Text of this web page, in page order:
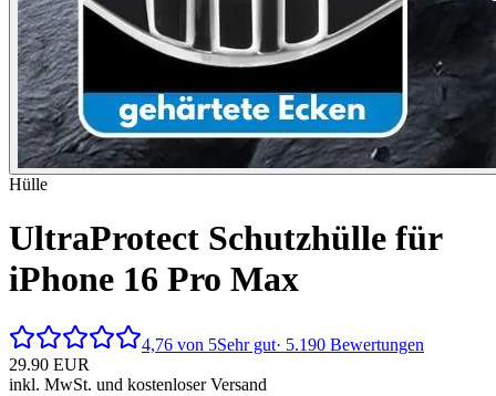
Hülle
UltraProtect Schutzhülle für
iPhone 16 Pro Max
4,76 von 5Sehr gut· 5.190 Bewertungen
29.90 EUR
inkl. MwSt. und kostenloser Versand